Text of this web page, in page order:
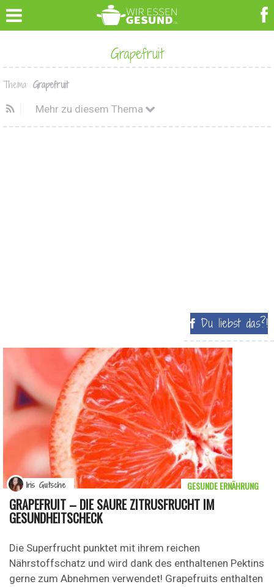
Grapefruit
Thema: Grapefruit
Mehr zu diesem Thema
Du liebst das?!
GRAPEFRUIT – DIE SAURE ZITRUSFRUCHT IM
GESUNDHEITSCHECK
Die Superfrucht punktet mit ihrem reichen
Nährstoffschatz und wird dank des enthaltenen Pektins
gerne zum Abnehmen verwendet! Grapefruits enthalten
GESUNDE ERNÄHRUNG
Iris Gutsche